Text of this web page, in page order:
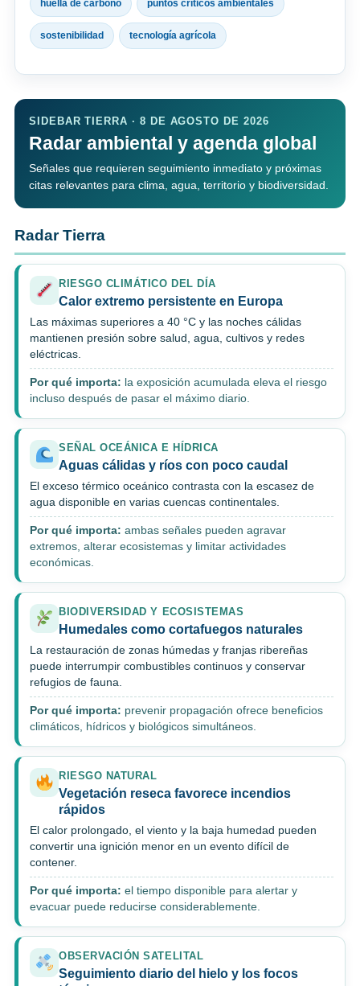
huella de carbono puntos críticos ambientales
sostenibilidad tecnología agrícola
SIDEBAR TIERRA · 8 DE AGOSTO DE 2026
Radar ambiental y agenda global
Señales que requieren seguimiento inmediato y próximas
citas relevantes para clima, agua, territorio y biodiversidad.
Radar Tierra
RIESGO CLIMÁTICO DEL DÍA
Calor extremo persistente en Europa
Las máximas superiores a 40 °C y las noches cálidas
mantienen presión sobre salud, agua, cultivos y redes
eléctricas.
Por qué importa: la exposición acumulada eleva el riesgo
incluso después de pasar el máximo diario.
SEÑAL OCEÁNICA E HÍDRICA
Aguas cálidas y ríos con poco caudal
El exceso térmico oceánico contrasta con la escasez de
agua disponible en varias cuencas continentales.
Por qué importa: ambas señales pueden agravar
extremos, alterar ecosistemas y limitar actividades
económicas.
BIODIVERSIDAD Y ECOSISTEMAS
Humedales como cortafuegos naturales
La restauración de zonas húmedas y franjas ribereñas
puede interrumpir combustibles continuos y conservar
refugios de fauna.
Por qué importa: prevenir propagación ofrece beneficios
climáticos, hídricos y biológicos simultáneos.
RIESGO NATURAL
Vegetación reseca favorece incendios
rápidos
El calor prolongado, el viento y la baja humedad pueden
convertir una ignición menor en un evento difícil de
contener.
Por qué importa: el tiempo disponible para alertar y
evacuar puede reducirse considerablemente.
OBSERVACIÓN SATELITAL
Seguimiento diario del hielo y los focos